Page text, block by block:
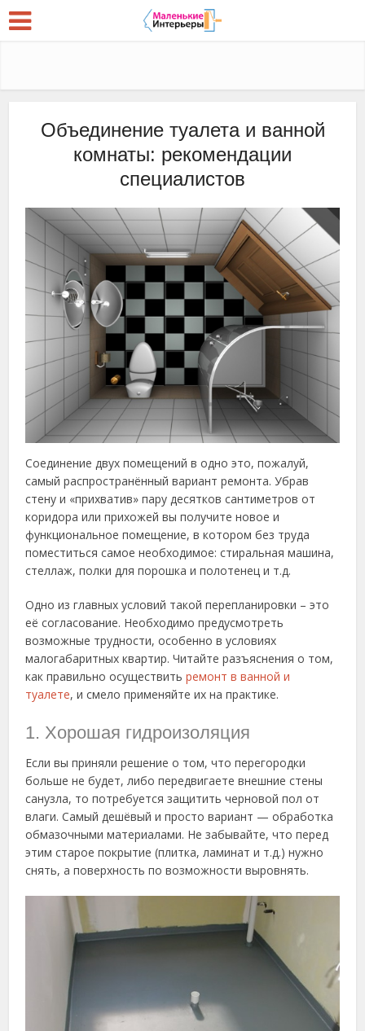
Объединение туалета и ванной
комнаты: рекомендации
специалистов
Соединение двух помещений в одно это, пожалуй,
самый распространённый вариант ремонта. Убрав
стену и «прихватив» пару десятков сантиметров от
коридора или прихожей вы получите новое и
функциональное помещение, в котором без труда
поместиться самое необходимое: стиральная машина,
стеллаж, полки для порошка и полотенец и т.д.
Одно из главных условий такой перепланировки – это
её согласование. Необходимо предусмотреть
возможные трудности, особенно в условиях
малогабаритных квартир. Читайте разъяснения о том,
как правильно осуществитьремонт в ванной и
туалете, и смело применяйте их на практике.
1. Хорошая гидроизоляция
Если вы приняли решение о том, что перегородки
больше не будет, либо передвигаете внешние стены
санузла, то потребуется защитить черновой пол от
влаги. Самый дешёвый и просто вариант — обработка
обмазочными материалами. Не забывайте, что перед
этим старое покрытие (плитка, ламинат и т.д.) нужно
снять, а поверхность по возможности выровнять.